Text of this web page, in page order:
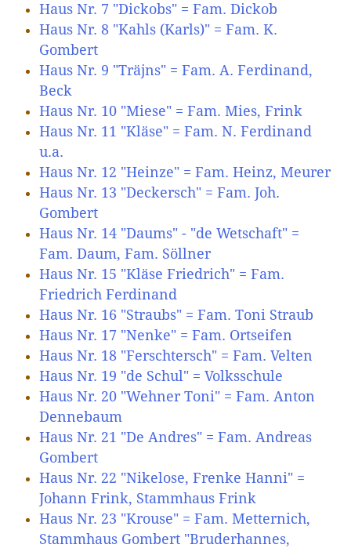
Haus Nr. 7 "Dickobs" = Fam. Dickob
Haus Nr. 8 "Kahls (Karls)" = Fam. K.
Gombert
Haus Nr. 9 "Träjns" = Fam. A. Ferdinand,
Beck
Haus Nr. 10 "Miese" = Fam. Mies, Frink
Haus Nr. 11 "Kläse" = Fam. N. Ferdinand
u.a.
Haus Nr. 12 "Heinze" = Fam. Heinz, Meurer
Haus Nr. 13 "Deckersch" = Fam. Joh.
Gombert
Haus Nr. 14 "Daums" - "de Wetschaft" =
Fam. Daum, Fam. Söllner
Haus Nr. 15 "Kläse Friedrich" = Fam.
Friedrich Ferdinand
Haus Nr. 16 "Straubs" = Fam. Toni Straub
Haus Nr. 17 "Nenke" = Fam. Ortseifen
Haus Nr. 18 "Ferschtersch" = Fam. Velten
Haus Nr. 19 "de Schul" = Volksschule
Haus Nr. 20 "Wehner Toni" = Fam. Anton
Dennebaum
Haus Nr. 21 "De Andres" = Fam. Andreas
Gombert
Haus Nr. 22 "Nikelose, Frenke Hanni" =
Johann Frink, Stammhaus Frink
Haus Nr. 23 "Krouse" = Fam. Metternich,
Stammhaus Gombert "Bruderhannes,